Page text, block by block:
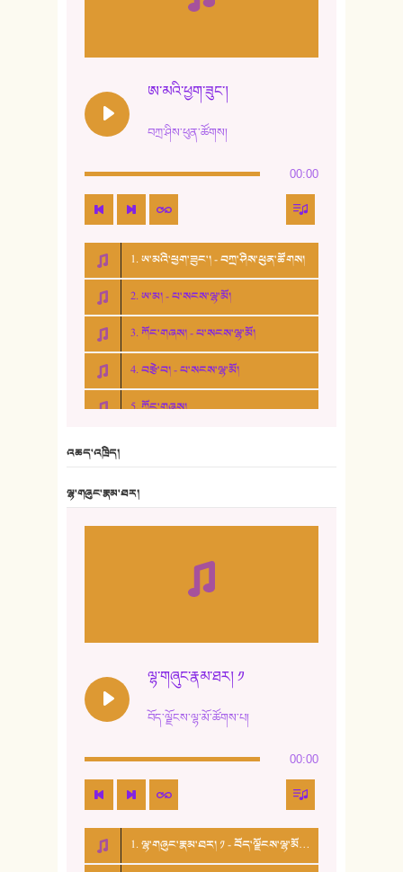
ཨ་མའི་ཕྱག་ཟུང་།
བཀྲ་ཤིས་ཕུན་ཚོགས།
00:00
1. ཨ་མའི་ཕྱག་ཟུང་། - བཀྲ་ཤིས་ཕུན་ཚོགས།
2. ཨ་མ། - པ་སངས་ལྷ་མོ།
3. ཀོང་གཞས། - པ་སངས་ལྷ་མོ།
4. བརྩེ་བ། - པ་སངས་ལྷ་མོ།
5. ཀོང་གཞས།
10. ཆང་གཞས། ༣
15. ཤམ་པ་ལ་ཡི་སྲས་མོ།
16. ལྷ་བུ་དར་བུ།
17. ང་བོད་པ་ཡིན། - ཕུར་བུ་རྣམ་རྒྱལ།
འཆད་འཁྲིད།
ལྷ་གཞུང་རྣམ་ཐར།
ལྷ་གཞུང་རྣམ་ཐར། ༡
བོད་ལྗོངས་ལྷ་མོ་ཚོགས་པ།
00:00
1. ལྷ་གཞུང་རྣམ་ཐར། ༡ - བོད་ལྗོངས་ལྷ་མོ་ཚོགས་པ།